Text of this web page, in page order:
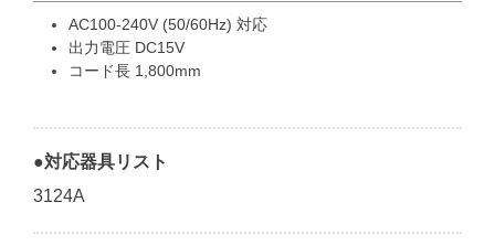
AC100-240V (50/60Hz) 対応
出力電圧 DC15V
コード長 1,800mm
●対応器具リスト
3124A